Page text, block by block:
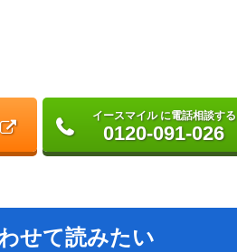
イースマイル に電話相談する
0120-091-026
せて読みたい